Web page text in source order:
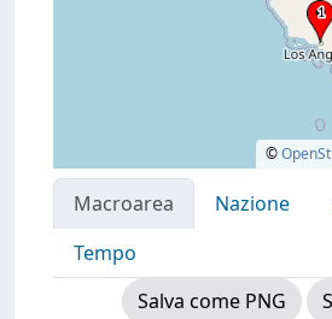
©
Macroarea Nazione
Tempo
Salva come PNG